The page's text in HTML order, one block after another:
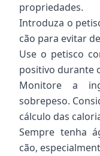
propriedades.
Introduza o
cão para evitar
Use o petisco
positivo durante
Monitore a
sobrepeso.
cálculo das
Sempre tenha
cão,